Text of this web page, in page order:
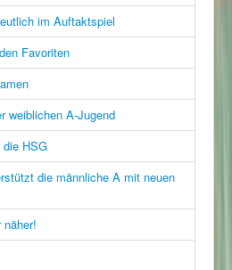
im Auftaktspiel
Favoriten
weiblichen A-Jugend
die HSG
die männliche A mit neuen